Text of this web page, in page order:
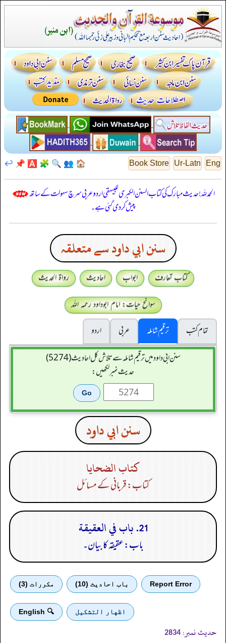
Eng
Ur-Latn
Book Store
🏠
👥
🔍
🧩
🅰️
📌
↩️
الحمدللہ! حدیث مبارک کی کتاب السنن الكبرى للبيهقي اردو عربی سرچ سہولت کے ساتھ
پیش کر دی گئی ہے۔
سنن ابي داود سے متعلقہ
کتاب تعارف ابواب احادیث
رواۃ الحدیث
سوانح حیات: امام ابوداود رحمہ اللہ
تمام کتب
ترقیم شاملہ عربی
اردو
سنن ابي داود میں ترقیم شاملہ سے تلاش کل احادیث (5274)
حدیث نمبر لکھیں:
سنن ابي داود
كتاب الضحايا
کتاب: قربانی کے مسائل
21. باب في العقيقة
باب: عقیقہ کا بیان۔
Report Error باب احادیث (10) مكررات (3)
اظهار التشكيل 🔍 English
حدیث نمبر: 2834